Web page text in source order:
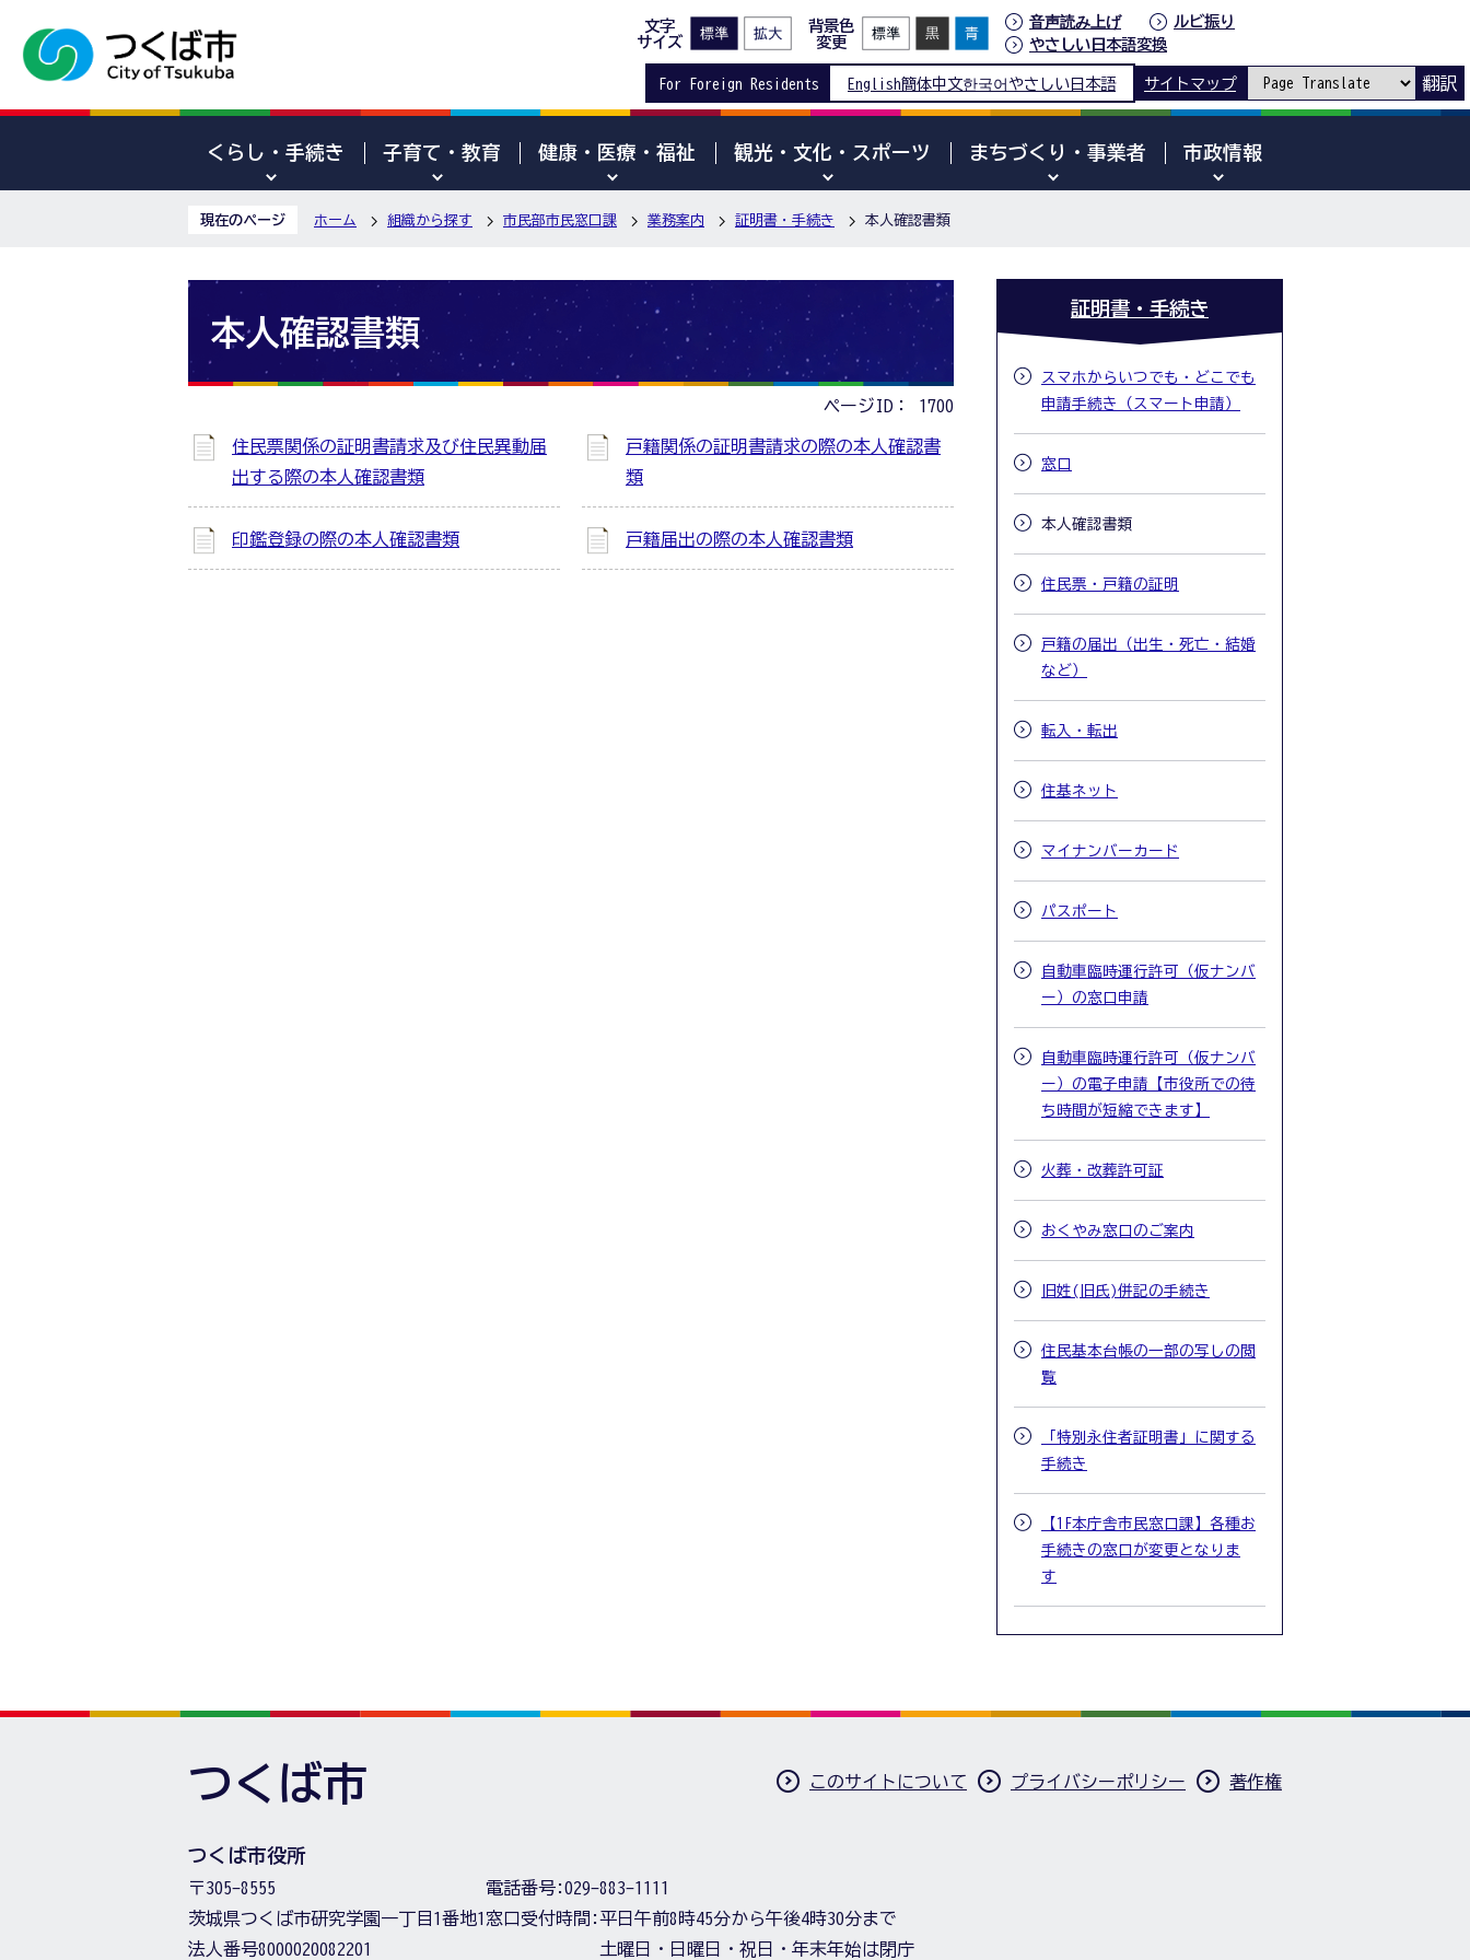
文字
サイズ
背景色
変更
音声読み上げ
ルビ振り
やさしい日本語変換
For Foreign Residents English簡体中文한국어 やさしい日本語 サイトマップ 翻訳
くらし・手続き 子育て・教育 健康・医療・福祉 観光・文化・スポーツ まちづくり・事業者 市政情報
現在のページ ホーム 組織から探す 市民部市民窓口課 業務案内 証明書・手続き 本人確認書類
本人確認書類
ページID： 1700
住民票関係の証明書請求及び住民異動届
出する際の本人確認書類
戸籍関係の証明書請求の際の本人確認書
類
印鑑登録の際の本人確認書類 戸籍届出の際の本人確認書類
証明書・手続き
スマホからいつでも・どこでも
申請手続き（スマート申請）
窓口
本人確認書類
住民票・戸籍の証明
戸籍の届出（出生・死亡・結婚
など）
転入・転出
住基ネット
マイナンバーカード
パスポート
自動車臨時運行許可（仮ナンバ
ー）の窓口申請
自動車臨時運行許可（仮ナンバ
ー）の電子申請【市役所での待
ち時間が短縮できます】
火葬・改葬許可証
おくやみ窓口のご案内
旧姓(旧氏)併記の手続き
住民基本台帳の一部の写しの閲
覧
「特別永住者証明書」に関する
手続き
【1F本庁舎市民窓口課】各種お
手続きの窓口が変更となりま
す
つくば市 このサイトについて プライバシーポリシー 著作権
つくば市役所
〒305-8555
茨城県つくば市研究学園一丁目1番地1
法人番号8000020082201
電話番号:029-883-1111
窓口受付時間:平日午前8時45分から午後4時30分まで
土曜日・日曜日・祝日・年末年始は閉庁